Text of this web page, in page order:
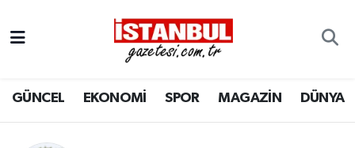
GÜNCEL EKONOMİ SPOR MAGAZİN DÜNYA
EKONOMİ
İSTANBUL
Nöbetçi Eczaneler
Hava Durumu
Trafik Durumu